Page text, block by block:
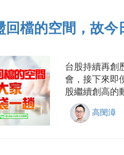
回檔的空間，故
台股持續再創
會，接下來即
股繼續創高的
高閔漳